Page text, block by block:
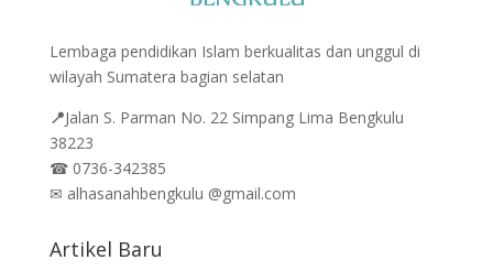
Lembaga pendidikan Islam berkualitas dan unggul di
wilayah Sumatera bagian selatan
📍Jalan S. Parman No. 22 Simpang Lima Bengkulu
38223
☎0736-342385
✉ alhasanahbengkulu @gmail.com
Artikel Baru